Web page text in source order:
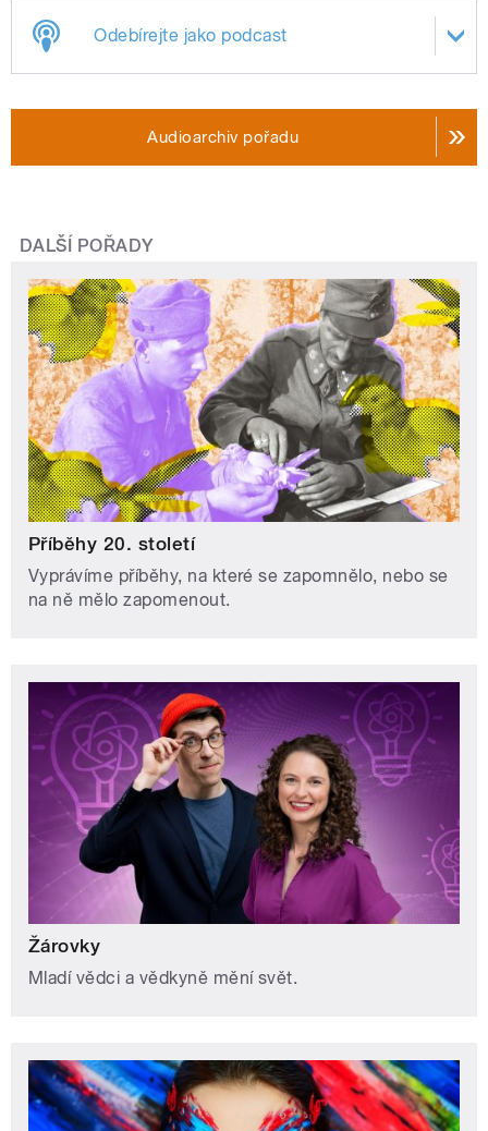
Odebírejte jako podcast
Audioarchiv pořadu
DALŠÍ POŘADY
Příběhy 20. století
Vyprávíme příběhy, na které se zapomnělo, nebo se
na ně mělo zapomenout.
Žárovky
Mladí vědci a vědkyně mění svět.